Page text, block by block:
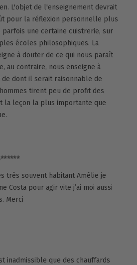
L'objet de l'enseignement devrait
pour la réflexion personnelle plus
parfois une certaine cuistrerie, sur
écoles philosophiques. La
à douter de ce qui nous paraît
au contraire, nous enseigne à
dont il serait raisonnable de
tirent peu de profit des
la leçon la plus importante que
très souvent habitant Amélie je
Costa pour agir vite j’ai moi aussi
Merci
inadmissible que des chauffards